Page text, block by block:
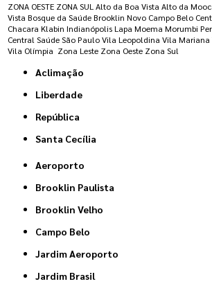
ZONA OESTE ZONA SUL Alto da Boa Vista Alto da
Vista Bosque da Saúde Brooklin Novo Campo Belo
Chacara Klabin Indianópolis Lapa Moema Morumbi
Central Saúde São Paulo Vila Leopoldina Vila Mariana
Vila Olímpia Zona Leste Zona Oeste Zona Sul
Aclimação
Liberdade
República
Santa Cecília
Aeroporto
Brooklin Paulista
Brooklin Velho
Campo Belo
Jardim Aeroporto
Jardim Brasil